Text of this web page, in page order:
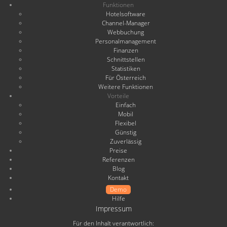
Funktionen
Hotelsoftware
Channel-Manager
Webbuchung
Personalmanagement
Finanzen
Schnittstellen
Statistiken
Für Österreich
Weitere Funktionen
Vorteile
Einfach
Mobil
Flexibel
Günstig
Zuverlässig
Preise
Referenzen
Blog
Kontakt
Demo
Hilfe
Impressum
Für den Inhalt verantwortlich: